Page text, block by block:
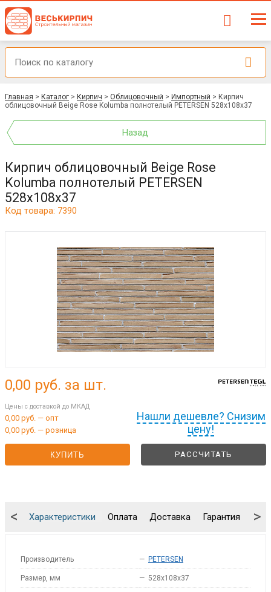
Главная > Каталог > Кирпич > Облицовочный > Импортный > Кирпич
облицовочный Beige Rose Kolumba полнотелый PETERSEN 528x108x37
Назад
Кирпич облицовочный Beige Rose
Kolumba полнотелый PETERSEN
528x108x37
Код товара: 7390
Нашли дешевле? Снизим
цену!
0,00 руб. за шт.
Цены с доставкой до МКАД
0,00 руб. — опт
0,00 руб. — розница
КУПИТЬ РАССЧИТАТЬ
Характеристики Оплата Доставка Гарантия
< >
Производитель — PETERSEN
Размер, мм — 528x108x37